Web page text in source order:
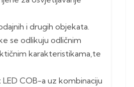
i drugih objekata.
se odlikuju odličnim
karakteristikama,te
COB-a uz kombinaciju